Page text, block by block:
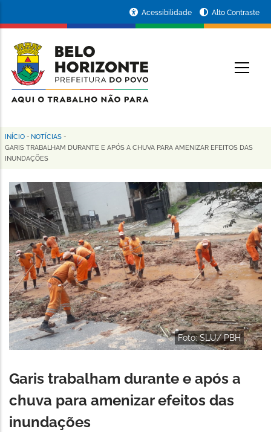
conteúdo
principal
da
Prefeitura
de
Horizonte
Acessibilidade Alto Contraste
Trilha
de
navegação
INÍCIO - NOTÍCIAS -
GARIS TRABALHAM DURANTE E APÓS A CHUVA PARA AMENIZAR EFEITOS DAS
INUNDAÇÕES
Foto: SLU/ PBH
Garis trabalham durante e após a
chuva para amenizar efeitos das
inundações